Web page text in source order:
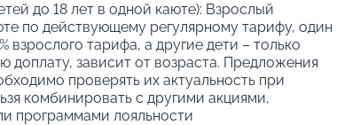
до 18 лет в одной каюте): Взрослый
по действующему регулярному тарифу, один
взрослого тарифа, а другие дети – только
зависит от возраста. Предложения
проверять их актуальность при
комбинировать с другими акциями,
программами лояльности